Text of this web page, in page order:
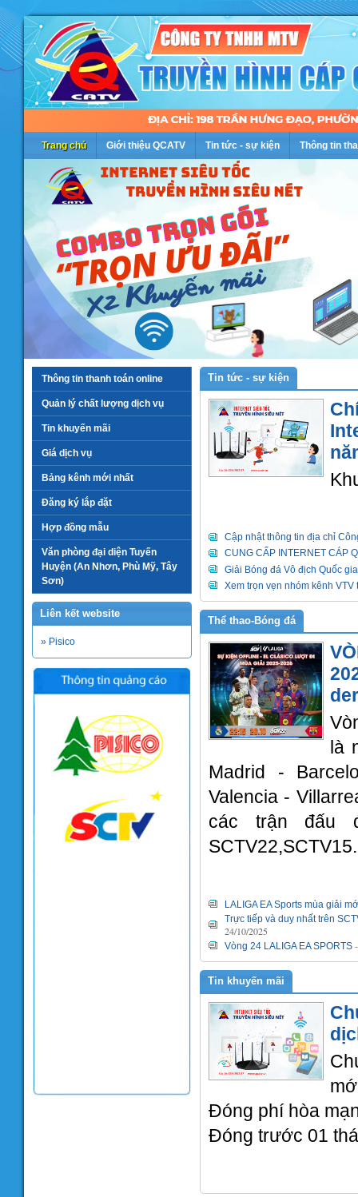
Trang chủ Giới thiệu QCATV Tin tức - sự kiện Thông tin
Thông tin thanh toán online
Quản lý chất lượng dịch vụ
Tin khuyến mãi
Giá dịch vụ
Bảng kênh mới nhất
Đăng ký lắp đặt
Hợp đồng mẫu
Văn phòng đại diện Tuyến
Huyện (An Nhơn, Phù Mỹ, Tây
Sơn)
Liên kết website
» Pisico
Tin tức - sự kiện
Cập nhật thông tin địa chỉ
CUNG CẤP INTERNET CÁP
Giải Bóng đá Vô địch Quốc
Xem trọn vẹn nhóm kênh VTV
Thể thao-Bóng đá
là
Madrid -
Valencia -
các trận đấu
SCTV22,SCTV15.
LALIGA EA Sports mùa giải
Trực tiếp và duy nhất trên
24/10/2025
Vòng 24 LALIGA EA SPORTS
Tin khuyến mãi
Đóng phí hòa
Đóng trước 01